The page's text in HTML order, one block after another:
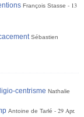
François Stasse
13
Sébastien
centrisme Nathalie
Antoine de Tarlé
29 Apr.